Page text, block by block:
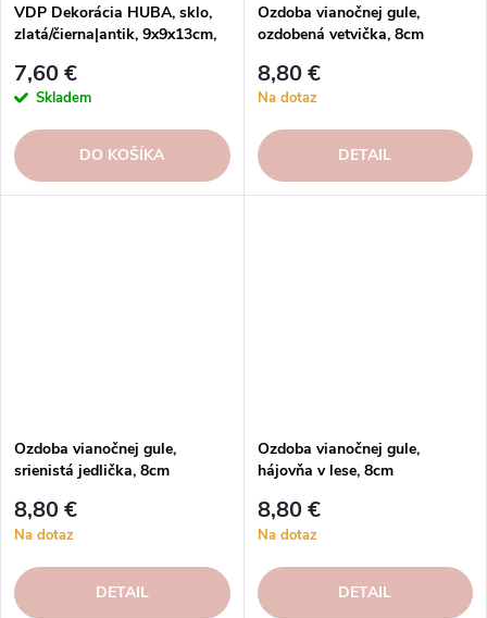
VDP Dekorácia HUBA, sklo,
zlatá/čierna|antik, 9x9x13cm,
7,60 €
Skladem
DO KOŠÍKA
Ozdoba vianočnej gule,
ozdobená vetvička, 8cm
8,80 €
Na dotaz
DETAIL
Ozdoba vianočnej gule,
srienistá jedlička, 8cm
8,80 €
Na dotaz
DETAIL
Ozdoba vianočnej gule,
hájovňa v lese, 8cm
8,80 €
Na dotaz
DETAIL